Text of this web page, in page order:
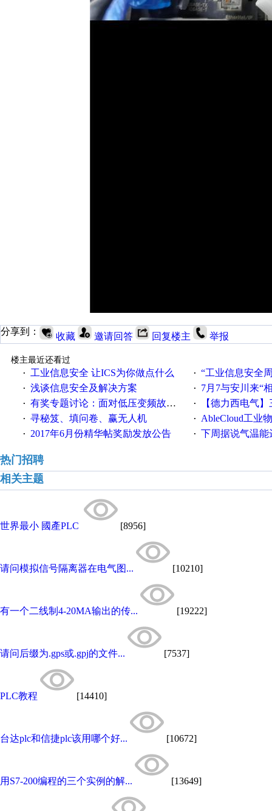
分享到： 收藏 邀请回答 回复楼主 举报
楼主最近还看过
·
工业信息安全 让ICS为你做点什么 · “工业信息安全周之我见”
· 浅谈信息安全及解决方案 · 7月7与安川来“
· 有奖专题讨论：面对低压变频故障，老手是这样解决的！ · 【德力西电气】三
· 寻秘笈、填问卷、赢无人机 · AbleCloud工业物联
· 2017年6月份精华帖奖励发放公告 · 下周据说气温能
热门招聘
相关主题
世界最小 國產PLC [8956]
请问模拟信号隔离器在电气图... [10210]
有一个二线制4-20MA输出的传... [19222]
请问后缀为.gps或.gpj的文件... [7537]
PLC教程 [14410]
台达plc和信捷plc该用哪个好... [10672]
用S7-200编程的三个实例的解... [13649]